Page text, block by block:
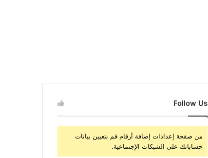
Follow Us
من صفحة إعدادات إضافة أرقام قم بتعيين بيانات
حساباتك على الشبكات الإجتماعية.